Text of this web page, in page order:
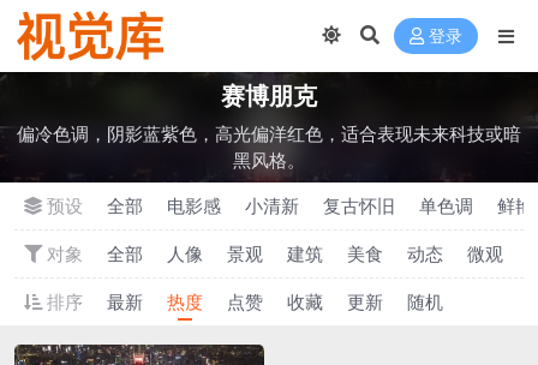
登录
‌赛博朋克
偏冷色调，阴影蓝紫色，高光偏洋红色，适合表现未来科技或暗
黑风格。
预设
全部 电影感 小清新 ‌复古怀旧 单色调
鲜艳
对象
全部 人像 景观 建筑 美食 动态 微观
排序
最新 热度 点赞 收藏 更新 随机